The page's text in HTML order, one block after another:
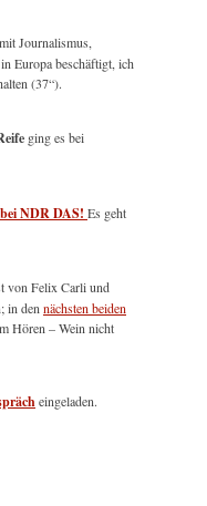
Journalismus,
Europa beschäftigt, ich
(37“).
ging es bei
NDR DAS! Es geht
von Felix Carli und
in dennächsten beiden
Hören – Wein nicht
eingeladen.